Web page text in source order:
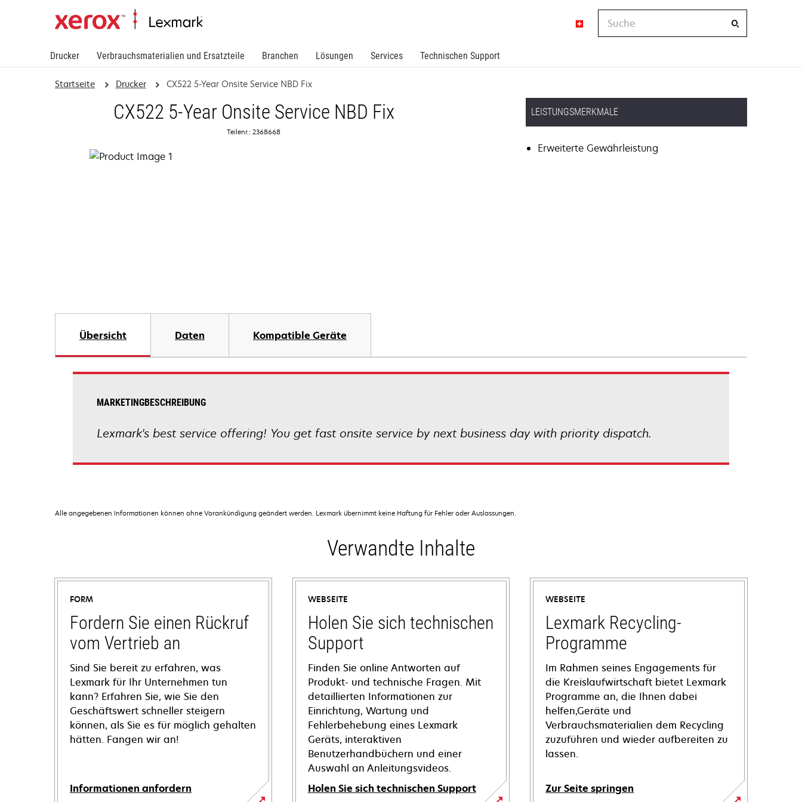
Drucker Verbrauchsmaterialien und Ersatzteile Branchen Lösungen Services Technischen Support
Suche
Startseite Drucker CX522 5-Year Onsite Service NBD Fix
CX522 5-Year Onsite Service NBD Fix
Teilenr.: 2368668
LEISTUNGSMERKMALE
Erweiterte Gewährleistung
Übersicht Daten Kompatible Geräte
MARKETINGBESCHREIBUNG
Lexmark's best service offering! You get fast onsite service by next business day with priority dispatch.
Alle angegebenen Informationen können ohne Vorankündigung geändert werden. Lexmark übernimmt keine Haftung für Fehler oder Auslassungen.
Verwandte Inhalte
FORM
Fordern Sie einen Rückruf
vom Vertrieb an
Sind Sie bereit zu erfahren, was
Lexmark für Ihr Unternehmen tun
kann? Erfahren Sie, wie Sie den
Geschäftswert schneller steigern
können, als Sie es für möglich gehalten
hätten. Fangen wir an!
Informationen anfordern
WEBSEITE
Holen Sie sich technischen
Support
Finden Sie online Antworten auf
Produkt- und technische Fragen. Mit
detaillierten Informationen zur
Einrichtung, Wartung und
Fehlerbehebung eines Lexmark
Geräts, interaktiven
Benutzerhandbüchern und einer
Auswahl an Anleitungsvideos.
Holen Sie sich technischen Support
WEBSEITE
Lexmark Recycling-
Programme
Im Rahmen seines Engagements für
die Kreislaufwirtschaft bietet Lexmark
Programme an, die Ihnen dabei
helfen,Geräte und
Verbrauchsmaterialien dem Recycling
zuzuführen und wieder aufbereiten zu
lassen.
Zur Seite springen